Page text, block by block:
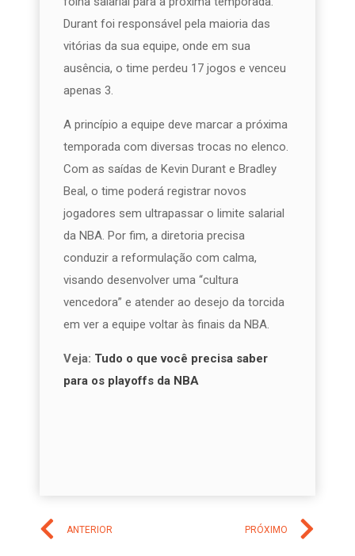
Durant foi responsável pela maioria das
vitórias da sua equipe, onde em sua
ausência, o time perdeu 17 jogos e venceu
apenas 3.
A princípio a equipe deve marcar a próxima
temporada com diversas trocas no elenco.
Com as saídas de Kevin Durant e Bradley
Beal, o time poderá registrar novos
jogadores sem ultrapassar o limite salarial
da NBA. Por fim, a diretoria precisa
conduzir a reformulação com calma,
visando desenvolver uma “cultura
vencedora” e atender ao desejo da torcida
em ver a equipe voltar às finais da NBA.
Veja: Tudo o que você precisa saber
para os playoffs da NBA
ANTERIOR PRÓXIMO